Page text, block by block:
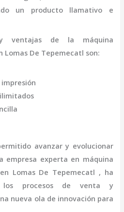
un producto llamativo e
y ventajas de la máquina
Lomas De Tepemecatl son:
avanzar y evolucionar
empresa experta en máquina
en Lomas De Tepemecatl , ha
los procesos de venta y
nueva ola de innovación para